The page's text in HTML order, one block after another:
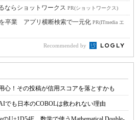
ならショットワークス PR(ショットワークス)
卒業 アプリ横断検索で一元化 PR(ITmedia エ
Recommended by
心！その投稿が信用スコアを落とすかも
でも日本のCOBOLは救われない理由